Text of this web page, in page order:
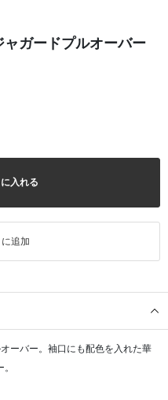
ャガードプルオーバー
入れる
追加
ーバー。袖口にも配色を入れた華